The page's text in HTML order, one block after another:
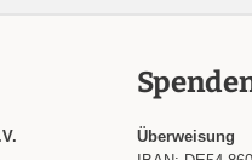
Überweisung